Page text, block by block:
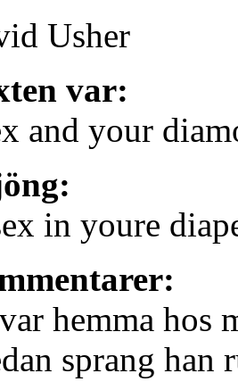
Usher
var:
and your
in youre
hemma hos
sprang han